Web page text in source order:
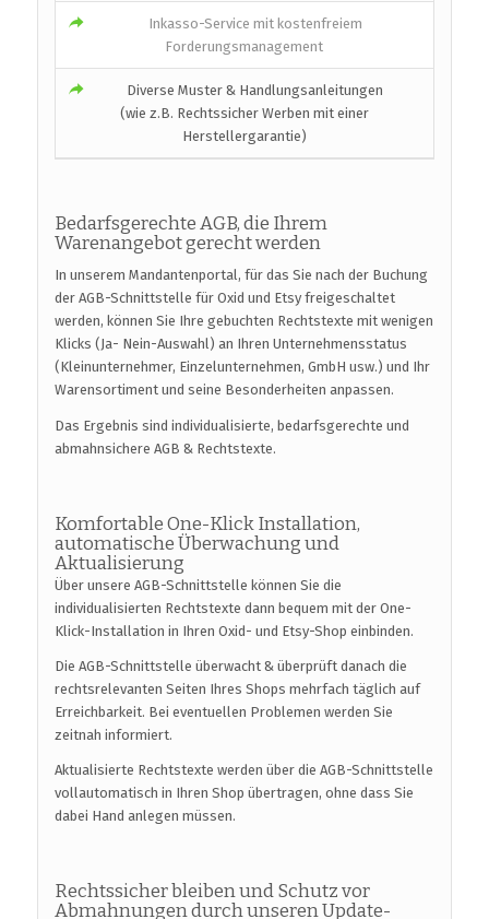
Inkasso-Service mit kostenfreiem
Forderungsmanagement
Diverse Muster & Handlungsanleitungen
(wie z.B. Rechtssicher Werben mit einer
Herstellergarantie)
Bedarfsgerechte AGB, die Ihrem
Warenangebot gerecht werden
In unserem Mandantenportal, für das Sie nach der Buchung
der AGB-Schnittstelle für Oxid und Etsy freigeschaltet
werden, können Sie Ihre gebuchten Rechtstexte mit wenigen
Klicks (Ja- Nein-Auswahl) an Ihren Unternehmensstatus
(Kleinunternehmer, Einzelunternehmen, GmbH usw.) und Ihr
Warensortiment und seine Besonderheiten anpassen.
Das Ergebnis sind individualisierte, bedarfsgerechte und
abmahnsichere AGB & Rechtstexte.
Komfortable One-Klick Installation,
automatische Überwachung und
Aktualisierung
Über unsere AGB-Schnittstelle können Sie die
individualisierten Rechtstexte dann bequem mit der One-
Klick-Installation in Ihren Oxid- und Etsy-Shop einbinden.
Die AGB-Schnittstelle überwacht & überprüft danach die
rechtsrelevanten Seiten Ihres Shops mehrfach täglich auf
Erreichbarkeit. Bei eventuellen Problemen werden Sie
zeitnah informiert.
Aktualisierte Rechtstexte werden über die AGB-Schnittstelle
vollautomatisch in Ihren Shop übertragen, ohne dass Sie
dabei Hand anlegen müssen.
Rechtssicher bleiben und Schutz vor
Abmahnungen durch unseren Update-